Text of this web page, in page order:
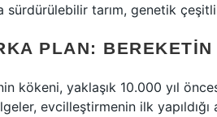
sürdürülebilir tarım, genetik
PLAN:
kökeni, yaklaşık 10.000 yıl
evcilleştirmenin ilk